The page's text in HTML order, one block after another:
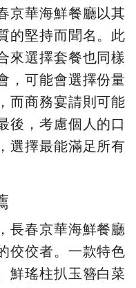
京華海鮮餐廳以其
的堅持而聞名。此
來選擇套餐也同樣
，可能會選擇份量
而商務宴請則可能
後，考慮個人的口
選擇最能滿足所有
長春京華海鮮餐廳
佼佼者。一款特色
鮮瑤柱扒玉簪白菜